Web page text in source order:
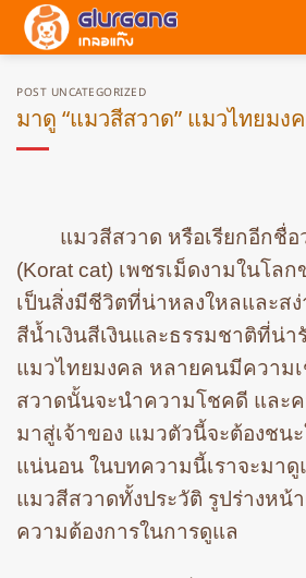
ข้าม
เนื้อหา
POST UNCATEGORIZED
มาดู “แมวสีสวาด” แมวไทยมง
แมวสีสวาด หรือเรียกอีกชื่อ
(Korat cat) เพชรเม็ดงามในโล
เป็นสิ่งมีชีวิตที่น่าหลงใหลและส
สีน้ำเงินสีเงินและธรรมชาติที่น่
แมวไทยมงคล หลายคนมีความเ
สวาดนั้นจะนำความโชคดี และค
มาสู่เจ้าของ แมวตัวนี้จะต้องชน
แน่นอน ในบทความนี้เราจะมาดู
แมวสีสวาดทั้งประวัติ รูปร่างหน้
ความต้องการในการดูแล